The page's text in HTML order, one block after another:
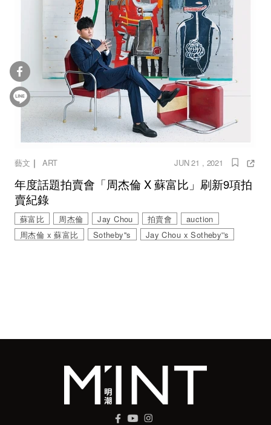
藝文 ｜ ART JUN 21 , 2021
年度話題拍賣會「周杰倫 X 蘇富比」刷新9項拍
賣紀錄
蘇富比 周杰倫 Jay Chou 拍賣會
auction
周杰倫 x 蘇富比
Sotheby''s Jay Chou x Sotheby''s